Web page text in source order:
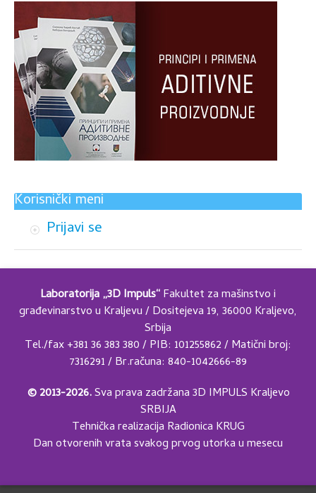
Korisnički meni
Prijavi se
Laboratorija „3D Impuls“Fakultet za mašinstvo i
građevinarstvo u Kraljevu / Dositejeva 19, 36000 Kraljevo,
Srbija
Tel./fax +381 36 383 380 / PIB: 101255862 / Matični broj:
7316291 / Br.računa: 840-1042666-89
© 2013-2026.Sva prava zadržana 3D IMPULS Kraljevo
SRBIJA
Tehnička realizacija Radionica KRUG
Dan otvorenih vrata svakog prvog utorka u mesecu